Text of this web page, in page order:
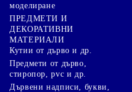
моделиране
ПРЕДМЕТИ И
ДЕКОРАТИВНИ
МАТЕРИАЛИ
Кутии от дърво и др.
Предмети от дърво,
стиропор, pvc и др.
Дървени надписи, букви,